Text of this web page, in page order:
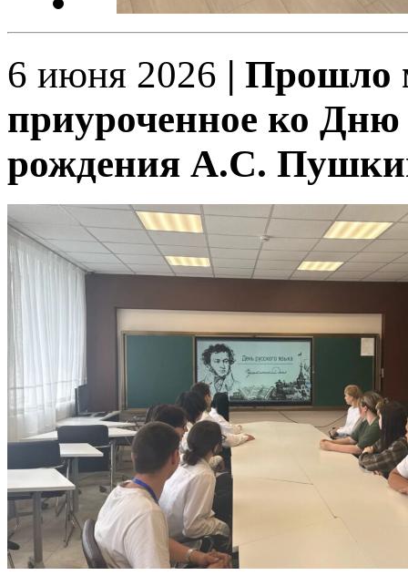
6 июня 2026 | Прошло
приуроченное ко
рождения А.С.